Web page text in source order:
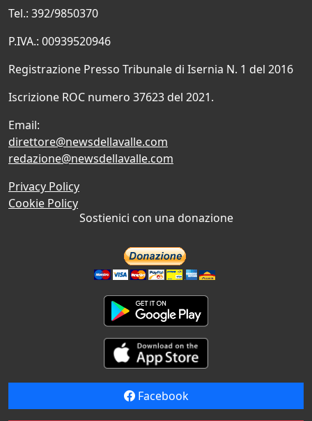
Tel.: 392/9850370
P.IVA.: 00939520946
Registrazione Presso Tribunale di Isernia N. 1 del 2016
Iscrizione ROC numero 37623 del 2021.
Email:
direttore@newsdellavalle.com
redazione@newsdellavalle.com
Privacy Policy
Cookie Policy
Sostienici con una donazione
Facebook